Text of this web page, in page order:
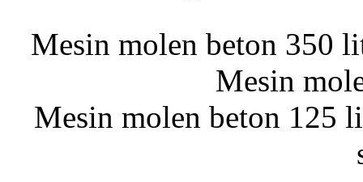
Mesin molen beton 350
Mesin
Mesin molen beton 125